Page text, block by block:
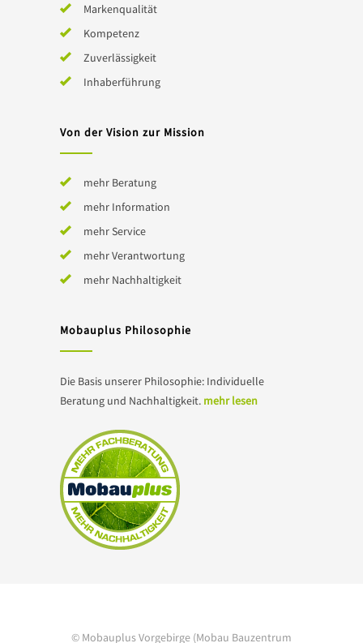
Markenqualität
Kompetenz
Zuverlässigkeit
Inhaberführung
Von der Vision zur Mission
mehr Beratung
mehr Information
mehr Service
mehr Verantwortung
mehr Nachhaltigkeit
Mobauplus Philosophie
Die Basis unserer Philosophie: Individuelle
Beratung und Nachhaltigkeit. mehr lesen
© Mobauplus Vorgebirge (Mobau Bauzentrum